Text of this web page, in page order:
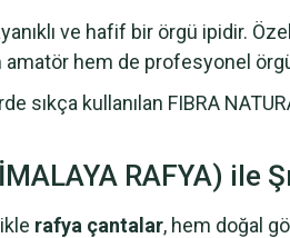
ve hafif bir örgü ipidir.
amatör hem de profesyonel
kullanılan FIBRA
RAFYA) ile
rafya çantalar, hem doğal